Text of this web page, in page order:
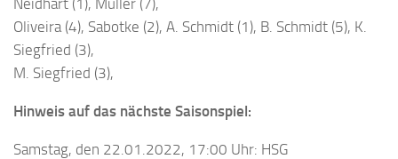
Neidhart (1), Müller (7),
Oliveira (4), Sabotke (2), A. Schmidt (1), B. Schmidt (5), K.
Siegfried (3),
M. Siegfried (3),
Hinweis auf das nächste Saisonspiel:
Samstag, den 22.01.2022, 17:00 Uhr: HSG